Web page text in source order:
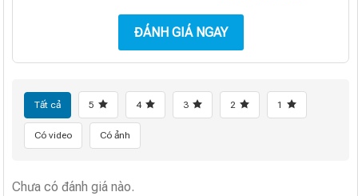
ĐÁNH GIÁ NGAY
Tất cả 5 4 3 2 1
Có video Có ảnh
Chưa có đánh giá nào.